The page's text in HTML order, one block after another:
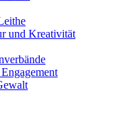
und Kreativität